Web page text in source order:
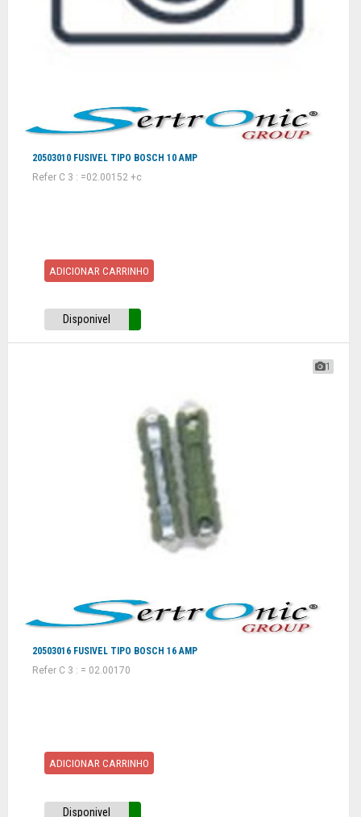
20503010 FUSIVEL TIPO BOSCH 10 AMP
Refer C 3 : =02.00152 +c
ADICIONAR CARRINHO
Disponivel
1
20503016 FUSIVEL TIPO BOSCH 16 AMP
Refer C 3 : = 02.00170
ADICIONAR CARRINHO
Disponivel